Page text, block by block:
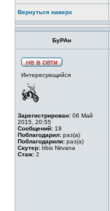
Вернуться наверх
БуРАн
Интересующийся
Зарегистрирован: 06 Май
2015, 20:55
Сообщений: 19
Поблагодарил: раз(а)
Поблагодарили: раз(а)
Скутер: Irbis Nirvana
Стаж: 2